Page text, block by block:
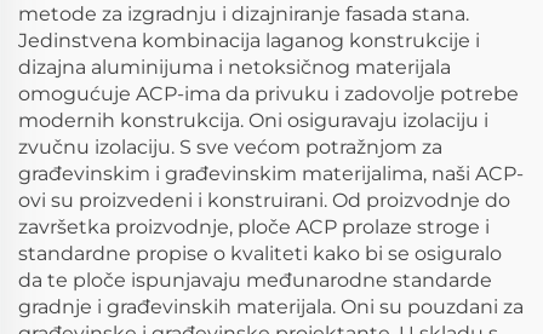
metode za izgradnju i dizajniranje fasada stana.
Jedinstvena kombinacija laganog konstrukcije i
dizajna aluminijuma i netoksičnog materijala
omogućuje ACP-ima da privuku i zadovolje potrebe
modernih konstrukcija. Oni osiguravaju izolaciju i
zvučnu izolaciju. S sve većom potražnjom za
građevinskim i građevinskim materijalima, naši ACP-
ovi su proizvedeni i konstruirani. Od proizvodnje do
završetka proizvodnje, ploče ACP prolaze stroge i
standardne propise o kvaliteti kako bi se osiguralo
da te ploče ispunjavaju međunarodne standarde
gradnje i građevinskih materijala. Oni su pouzdani za